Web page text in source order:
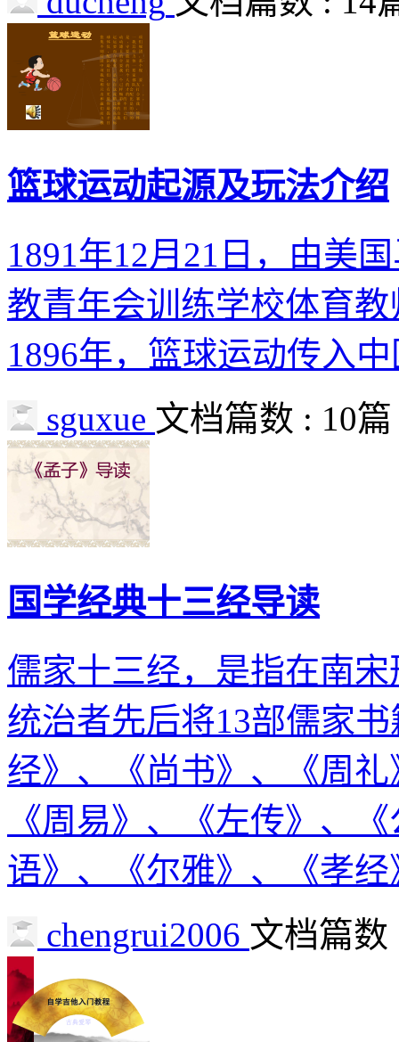
篮球运动起源及玩法介绍
1891年12月21日，由美
教青年会训练学校体育
1896年，篮球运动传入
sguxue 文档篇数 : 10篇
国学经典十三经导读
儒家十三经，是指在南
统治者先后将13部儒家
经》、《尚书》、《周
《周易》、《左传》、
语》、《尔雅》、《孝
chengrui2006 文档篇数